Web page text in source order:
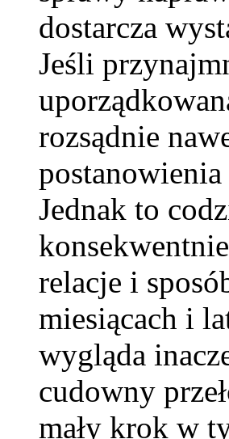
dostarcza
Jeśli
rozsądnie
Jednak to
relacje i
miesiącach i
wygląda
cudowny
mały krok w